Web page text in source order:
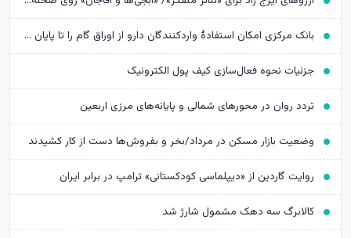
بانک مرکزی امکان استفادۀ واردکنندگان دارو از اوراق گام را تا پایان امسال تمدید کرد
جزئیات نحوه فعال‌سازی کیف پول الکترونیک
تردد روان در محورهای شمالی و پایانه‌های مرزی اربعین
وضعیت بازار مسکن در مرداد/بخر و بفروش‌ها دست از کار کشیدند
روایت گاردین از «دیپلماسی کودکستانی» ترامپ در برابر ایران
کالابرگ سه دهک مشمول شارژ شد